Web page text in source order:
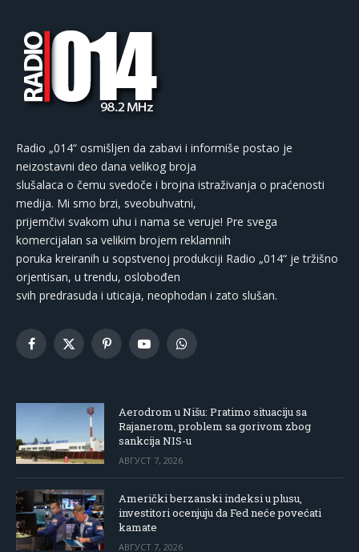
Radio „014“ osmišljen da zabavi i informiše postao je
neizostavni deo dana velikog broja
slušalaca o čemu svedoče i brojna istraživanja o praćenosti
medija. Mi smo brzi, sveobuhvatni,
prijemčivi svakom uhu i nama se veruje! Pre svega
komercijalan sa velikim brojem reklamnih
poruka kreiranih u sopstvenoj produkciji Radio „014“ je tržišno
orjentisan, u trendu, oslobođen
svih predrasuda i uticaja, neophodan i zato slušan.
Facebook
X
PinterestYouTubeWhatsApp
Aerodrom u Nišu: Pratimo situaciju sa
Rajanerom, problem sa gorivom zbog
sankcija NIS-u
АВГУСТ 7, 2026
Američki berzanski indeksi u plusu,
investitori ocenjuju da Fed neće povećati
kamate
АВГУСТ 7, 2026